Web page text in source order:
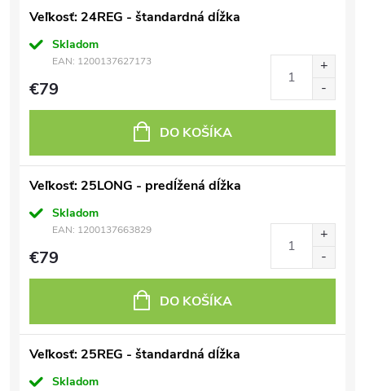
Veľkosť: 24REG - štandardná dĺžka
Skladom
EAN: 1200137627173
€79
DO KOŠÍKA
Veľkosť: 25LONG - predĺžená dĺžka
Skladom
EAN: 1200137663829
€79
DO KOŠÍKA
Veľkosť: 25REG - štandardná dĺžka
Skladom